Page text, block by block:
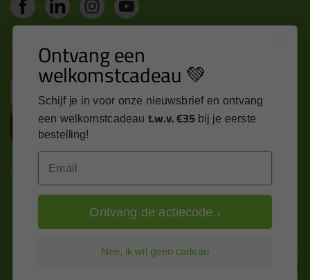
Nieuws, tips en exclusieve deals rechtstreeks in je
inbox
Inschrijven
Kitcentrum is trots op:
Alle prijzen zijn in EURO en excl. 21% BTW
wijzig naar incl. BTW
Ontvang een
welkomstcadeau 💚
Schijf je in voor onze nieuwsbrief en ontvang
een welkomstcadeau t.w.v. €35 bij je eerste
bestelling!
Email
Ontvang de actiecode ›
Nee, ik wil geen cadeau